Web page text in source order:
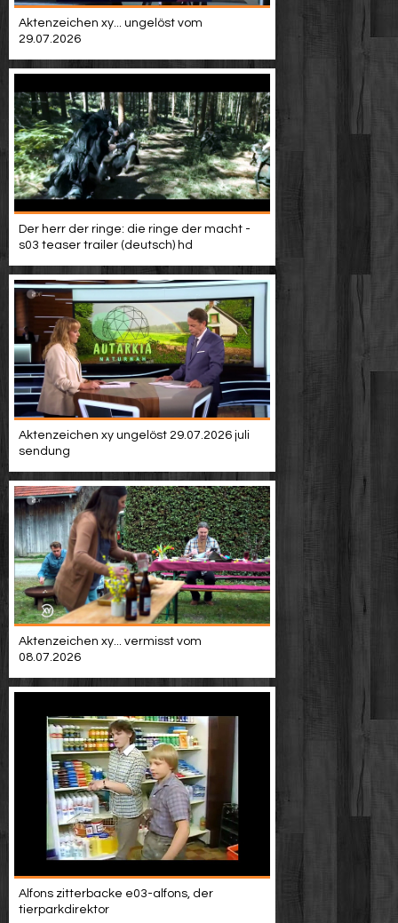
Aktenzeichen xy... ungelöst vom
29.07.2026
Der herr der ringe: die ringe der macht -
s03 teaser trailer (deutsch) hd
Aktenzeichen xy ungelöst 29.07.2026 juli
sendung
Aktenzeichen xy... vermisst vom
08.07.2026
Alfons zitterbacke e03-alfons, der
tierparkdirektor